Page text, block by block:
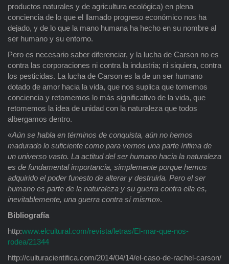
productos naturales y de agricultura ecológica) en plena
conciencia de lo que el llamado progreso económico nos ha
dejado, y de lo que la mano humana ha hecho en su nombre al
ser humano y su entorno.
Pero es necesario saber diferenciar, y la lucha de Carson no es
contra las corporaciones ni contra la industria; ni siquiera, contra
los pesticidas. La lucha de Carson es la de un ser humano
dotado de amor hacia la vida, que nos suplica que tomemos
conciencia y retomemos lo más significativo de la vida, que
retomemos la idea de unidad con la naturaleza que todos
albergamos dentro.
«Aún se habla en términos de conquista, aún no hemos
madurado lo suficiente como para vernos una parte ínfima de
un universo vasto. La actitud del ser humano hacia la naturaleza
es de fundamental importancia, simplemente porque hemos
adquirido el poder funesto de alterar y destruirla. Pero el ser
humano es parte de la naturaleza y su guerra contra ella es,
inevitablemente, una guerra contra sí mismo».
Bibliografía
http:www.elcultural.com/revista/letras/El-mar-que-nos-
rodea/21344
http://culturacientifica.com/2014/04/14/el-caso-de-rachel-carson/